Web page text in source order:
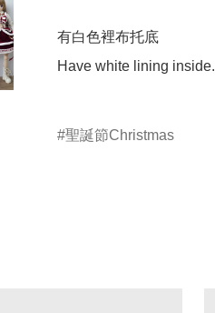
有白色裡布托底
Have white lining inside.
聖誕節Christmas